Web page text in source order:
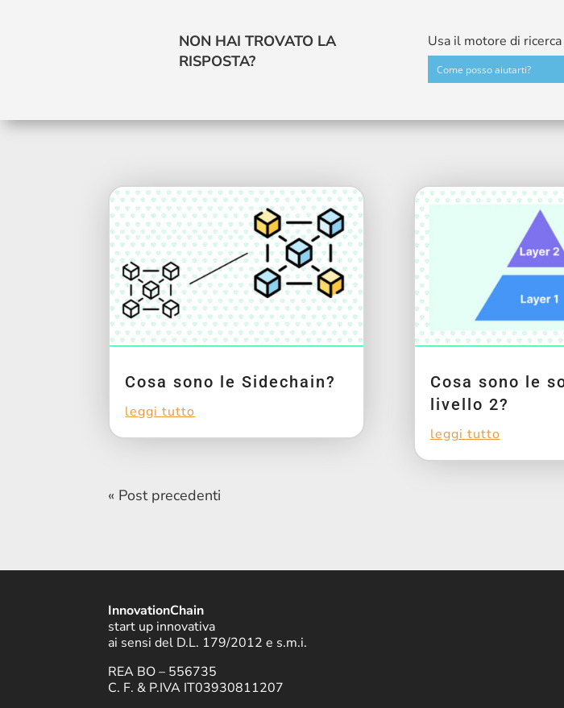
NON HAI TROVATO LA
RISPOSTA?
Usa il motore di
Cosa sono le Sidechain?
leggi tutto
Cosa sono le
livello 2?
leggi tutto
« Post precedenti
InnovationChain
start up innovativa
ai sensi del D.L. 179/2012 e s.m.i.
REA BO – 556735
C. F. & P.IVA IT03930811207